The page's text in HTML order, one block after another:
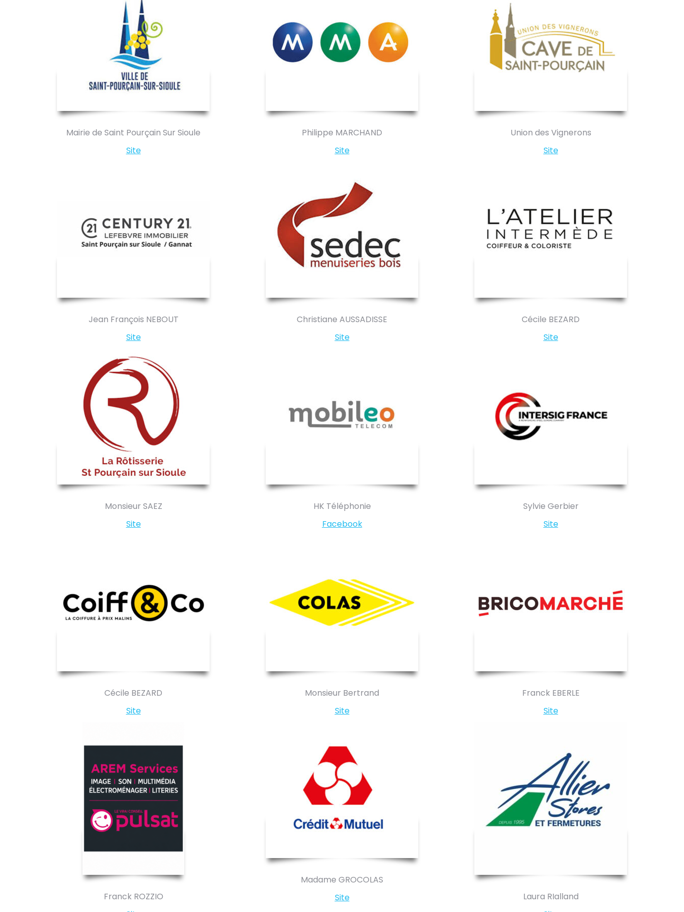
Mairie de Saint Pourçain Sur Sioule
Site
Philippe MARCHAND
Site
Union des Vignerons
Site
Jean François NEBOUT
Site
Christiane AUSSADISSE
Site
Cécile BEZARD
Site
Monsieur SAEZ
Site
HK Téléphonie
Facebook
Sylvie Gerbier
Site
Cécile BEZARD
Site
Monsieur Bertrand
Site
Franck EBERLE
Site
Franck ROZZIO
Madame GROCOLAS
Site
Laura RIalland